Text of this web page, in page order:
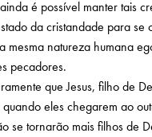
é possível manter tais
da cristandade para se
mesma natureza humana
pecadores.
que Jesus, filho de
eles chegarem ao
se tornarão mais filhos de